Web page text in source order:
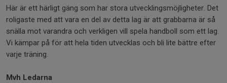
Här är ett härligt gäng som har stora utvecklingsmöjligheter. Det
roligaste med att vara en del av detta lag är att grabbarna är så
snälla mot varandra och verkligen vill spela handboll som ett lag.
Vi kämpar på för att hela tiden utvecklas och bli lite bättre efter
varje träning.
Mvh Ledarna